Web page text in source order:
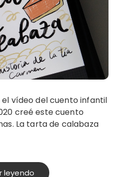
creé este cuento
La tarta de calabaza
leyendo